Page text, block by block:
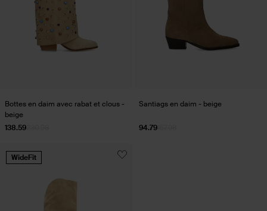
Bottes en daim avec rabat et clous -
beige
138.59
Santiags en daim - beige
94.79
WideFit